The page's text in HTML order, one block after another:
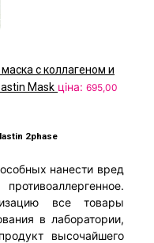
с коллагеном и
Mask ціна: 695,00
2phase
нанести вред
все товары
в лаборатории,
высочайшего